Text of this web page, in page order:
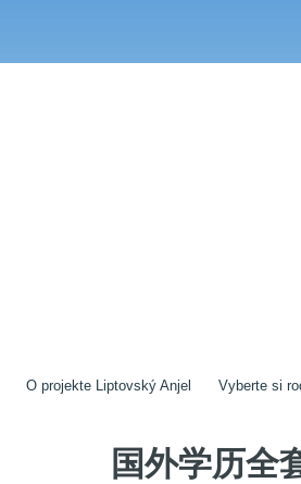
O projekte Liptovský Anjel Vyberte si
国外学历全